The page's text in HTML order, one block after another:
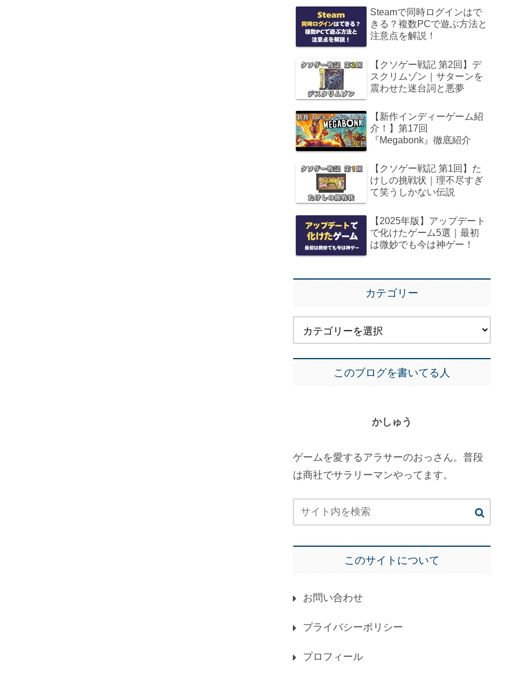
Steamで同時ログインはで
きる？複数PCで遊ぶ方法と
注意点を解説！
【クソゲー戦記 第2回】デ
スクリムゾン｜サターンを
震わせた迷台詞と悪夢
【新作インディーゲーム紹
介！】第17回
『Megabonk』徹底紹介
【クソゲー戦記 第1回】た
けしの挑戦状｜理不尽すぎ
て笑うしかない伝説
【2025年版】アップデート
で化けたゲーム5選｜最初
は微妙でも今は神ゲー！
カテゴリー
このブログを書いてる人
かしゅう
ゲームを愛するアラサーのおっさん。普段
は商社でサラリーマンやってます。
このサイトについて
お問い合わせ
プライバシーポリシー
プロフィール